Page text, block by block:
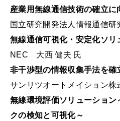
産業用無線通信技術の確立に
国立研究開発法人情報通信
無線通信可視化・安定化ソリ
NEC 大西 健夫 氏
非干渉型の情報収集手法を
サンリツオートメイション
無線環境評価ソリューション
クの検知と可視化～